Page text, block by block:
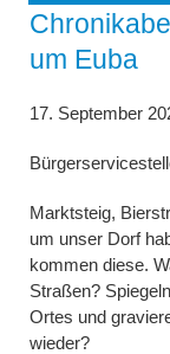
um Euba
17. September
Marktsteig,
um unser Dorf
kommen diese.
Straßen?
Ortes und
wieder?